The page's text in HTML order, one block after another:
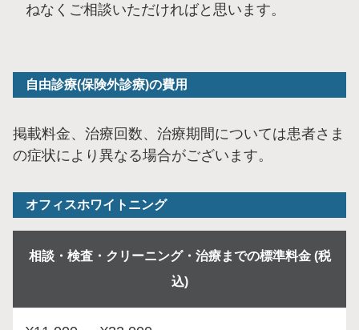
ねなくご相談いただければと思います。
自由診療(保険外診療)の費用
掲載料金、治療回数、治療期間については患者さま
の症状により異なる場合がございます。
オフィスホワイトニング
相談・検査・クリーニング・治療までの標準料金 (税
込)